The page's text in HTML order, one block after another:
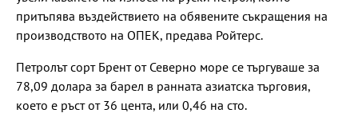
притъпява въздействието на обявените съкращения на
производството на ОПЕК, предава Ройтерс.
Петролът сорт Брент от Северно море се търгуваше за
78,09 долара за барел в ранната азиатска търговия,
което е ръст от 36 цента, или 0,46 на сто.